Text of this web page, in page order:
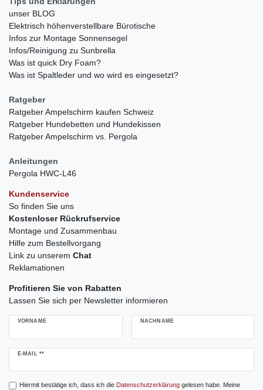
unser BLOG
Elektrisch höhenverstellbare Bürotische
Infos zur Montage Sonnensegel
Infos/Reinigung zu Sunbrella
Was ist quick Dry Foam?
Was ist Spaltleder und wo wird es eingesetzt?
Ratgeber
Ratgeber Ampelschirm kaufen Schweiz
Ratgeber Hundebetten und Hundekissen
Ratgeber Ampelschirm vs. Pergola
Anleitungen
Pergola HWC-L46
Kundenservice
So finden Sie uns
Kostenloser Rückrufservice
Montage und Zusammenbau
Hilfe zum Bestellvorgang
Link zu unserem Chat
Reklamationen
Profitieren Sie von Rabatten
Lassen Sie sich per Newsletter informieren
VORNAME NACHNAME
E-MAIL **
Newsletter
Hiermit bestätige ich, dass ich die Daten­schutz­erklärunggelesen habe. Meine